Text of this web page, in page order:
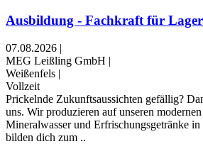
Ausbildung - Fachkraft für
07.08.2026 |
MEG Leißling GmbH |
Weißenfels |
Vollzeit
Prickelnde Zukunftsaussichten gefällig?
uns. Wir produzieren auf unseren
Mineralwasser und Erfrischungsgetränke
bilden dich zum ..